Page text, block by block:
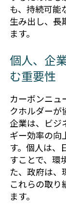
も、持続可能
生み出し、長
ます。
個人、企
む重要性
カーボンニュ
クホルダーが
企業は、ビジ
ギー効率の向
す。個人は、
すことで、環
た、政府は、
これらの取り
ます。